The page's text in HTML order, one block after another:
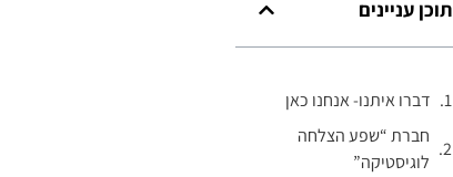
תוכן עניינים
דברו איתנו- אנחנו כאן
חברת “שפע הצלחה
לוגיסטיקה”